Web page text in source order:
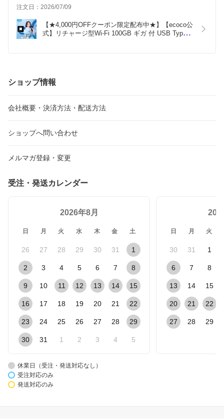
注文日：2026/07/09
【★4,000円OFFクーポン限定配布中★】【ecoco公
式】リチャージ型Wi-Fi 100GB ギガ 付 USB Type-C
ショップ情報
会社概要・決済方法・配送方法
ショップへ問い合わせ
メルマガ登録・変更
受注・発送カレンダー
2026年8月
日 月 火 水 木 金 土
26 27 28 29 30 31 1
2 3 4 5 6 7 8
9 10 11 12 13 14 15
16 17 18 19 20 21 22
23 24 25 26 27 28 29
30 31 1 2 3 4 5
日 月 火
30 31 1
6 7 8
13 14 15
20 21 22
27 28 29
休業日（受注・発送対応なし）
受注対応のみ
発送対応のみ